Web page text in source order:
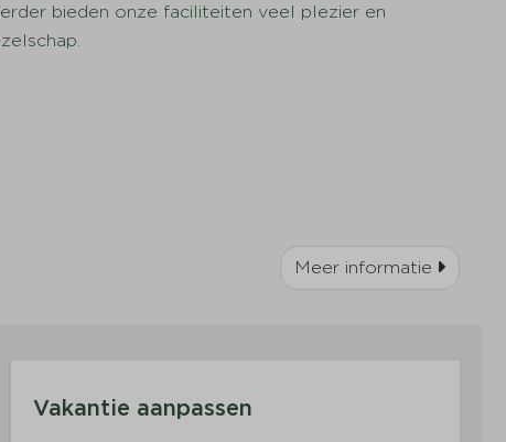
bieden onze faciliteiten veel plezier en
Meer informatie
Vakantie aanpassen